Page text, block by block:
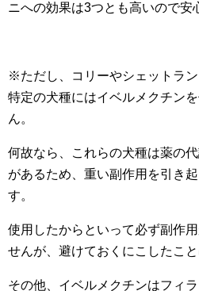
ニへの効果は3つとも高いので安
※ただし、コリーやシェットラン
特定の犬種にはイベルメクチン
ん。
何故なら、これらの犬種は薬の
があるため、重い副作用を引き
す。
使用したからといって必ず副作
せんが、避けておくにこしたこと
その他、イベルメクチンはフィ